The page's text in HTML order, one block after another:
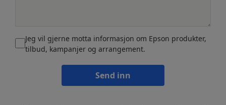
Jeg vil gjerne motta informasjon om Epson produkter,
tilbud, kampanjer og arrangement.
Send inn